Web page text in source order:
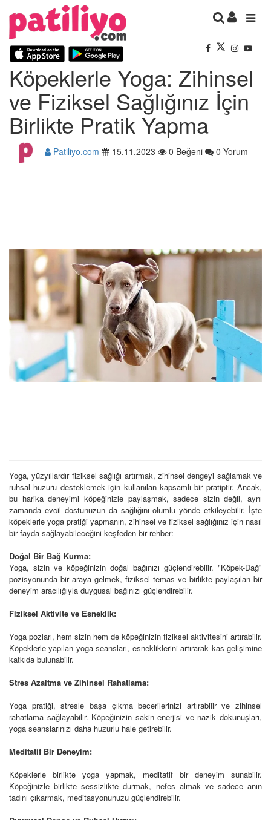
Köpeklerle Yoga: Zihinsel
ve Fiziksel Sağlığınız İçin
Birlikte Pratik Yapma
Patiliyo.com 15.11.2023 0 Beğeni 0 Yorum
Yoga, yüzyıllardır fiziksel sağlığı artırmak, zihinsel dengeyi sağlamak ve
ruhsal huzuru desteklemek için kullanılan kapsamlı bir pratiptir. Ancak,
bu harika deneyimi köpeğinizle paylaşmak, sadece sizin değil, aynı
zamanda evcil dostunuzun da sağlığını olumlu yönde etkileyebilir. İşte
köpeklerle yoga pratiği yapmanın, zihinsel ve fiziksel sağlığınız için nasıl
bir fayda sağlayabileceğini keşfeden bir rehber:
Doğal Bir Bağ Kurma:
Yoga, sizin ve köpeğinizin doğal bağınızı güçlendirebilir. "Köpek-Dağ"
pozisyonunda bir araya gelmek, fiziksel temas ve birlikte paylaşılan bir
deneyim aracılığıyla duygusal bağınızı güçlendirebilir.
Fiziksel Aktivite ve Esneklik:
Yoga pozları, hem sizin hem de köpeğinizin fiziksel aktivitesini artırabilir.
Köpeklerle yapılan yoga seansları, esnekliklerini artırarak kas gelişimine
katkıda bulunabilir.
Stres Azaltma ve Zihinsel Rahatlama:
Yoga pratiği, stresle başa çıkma becerilerinizi artırabilir ve zihinsel
rahatlama sağlayabilir. Köpeğinizin sakin enerjisi ve nazik dokunuşları,
yoga seanslarınızı daha huzurlu hale getirebilir.
Meditatif Bir Deneyim:
Köpeklerle birlikte yoga yapmak, meditatif bir deneyim sunabilir.
Köpeğinizle birlikte sessizlikte durmak, nefes almak ve sadece anın
tadını çıkarmak, meditasyonunuzu güçlendirebilir.